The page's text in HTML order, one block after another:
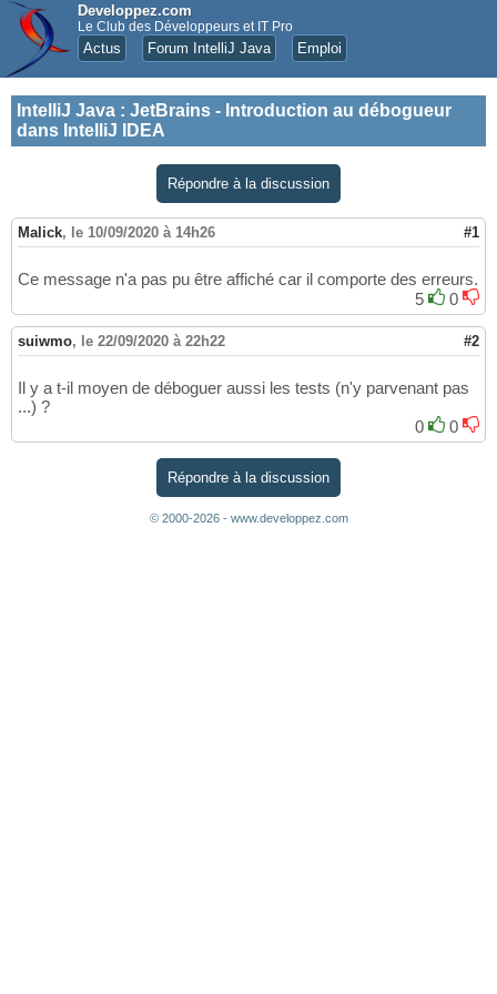
Developpez.com
Le Club des Développeurs et IT Pro
Actus Forum IntelliJ Java Emploi
IntelliJ Java : JetBrains - Introduction au débogueur
dans IntelliJ IDEA
Répondre à la discussion
Malick, le 10/09/2020 à 14h26 #1
Ce message n'a pas pu être affiché car il comporte des erreurs.
5
0
suiwmo, le 22/09/2020 à 22h22 #2
Il y a t-il moyen de déboguer aussi les tests (n'y parvenant pas
...) ?
0
0
Répondre à la discussion
© 2000-2026 - www.developpez.com